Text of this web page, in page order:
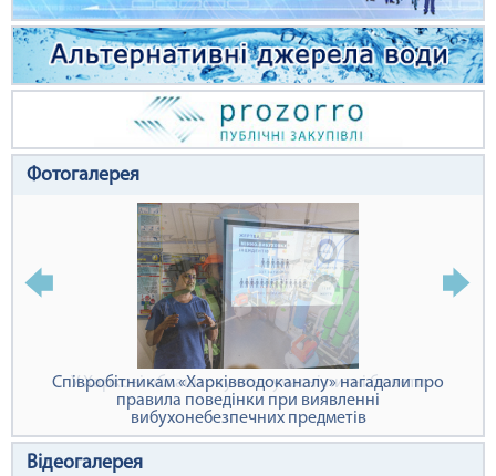
Фотогалерея
У Харкові облаштовують сучасні питні бювети
Відеогалерея